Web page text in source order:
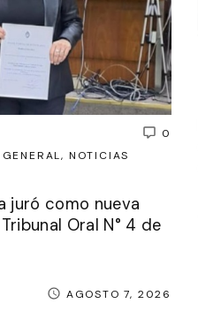
0
NOTICIAS
juró como nueva
Oral N° 4 de
AGOSTO 7, 2026